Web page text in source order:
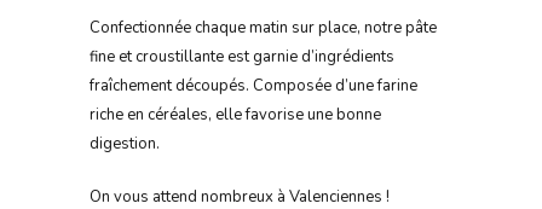
Confectionnée chaque matin sur place, notre pâte
fine et croustillante est garnie d’ingrédients
fraîchement découpés. Composée d’une farine
riche en céréales, elle favorise une bonne
digestion.
On vous attend nombreux à Valenciennes !